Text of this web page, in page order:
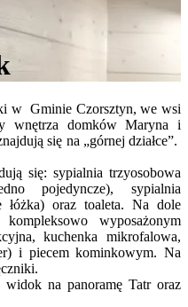
w Gminie Czorsztyn, we wsi
wnętrza domków Maryna i
się na „górnej działce”.
się: sypialnia trzyosobowa
pojedyncze), sypialnia
łóżka) oraz toaleta. Na dole
wyposażonym
kuchenka mikrofalowa,
i piecem kominkowym. Na
widok na panoramę Tatr oraz